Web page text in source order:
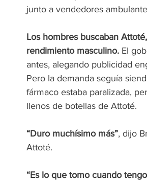
junto a vendedores
Los hombres buscaban
rendimiento masculino. El
antes, alegando publicidad
Pero la demanda seguía
fármaco estaba paralizada,
llenos de botellas de Attoté.
“Duro muchísimo más”, dijo
Attoté.
“Es lo que tomo cuando